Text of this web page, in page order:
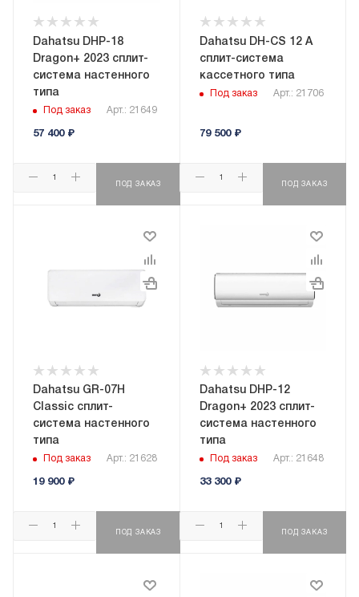
Dahatsu DHP-18
Dragon+ 2023 сплит-
система настенного
типа
Под заказ Арт.: 21649
57 400₽
ПОД ЗАКАЗ
Dahatsu DH-CS 12 A
сплит-система
кассетного типа
Под заказ Арт.: 21706
79 500₽
ПОД ЗАКАЗ
Dahatsu GR-07H
Classic сплит-
система настенного
типа
Под заказ Арт.: 21628
19 900₽
ПОД ЗАКАЗ
Dahatsu DHP-12
Dragon+ 2023 сплит-
система настенного
типа
Под заказ Арт.: 21648
33 300₽
ПОД ЗАКАЗ